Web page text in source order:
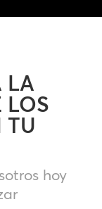
LA
LOS
TU
hoy